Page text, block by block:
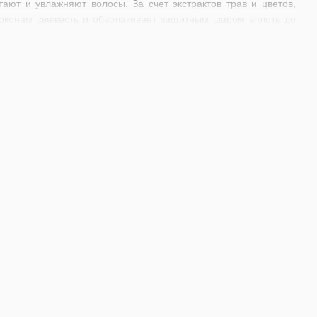
и увлажняют волосы. За счет экстрактов трав и цветов,